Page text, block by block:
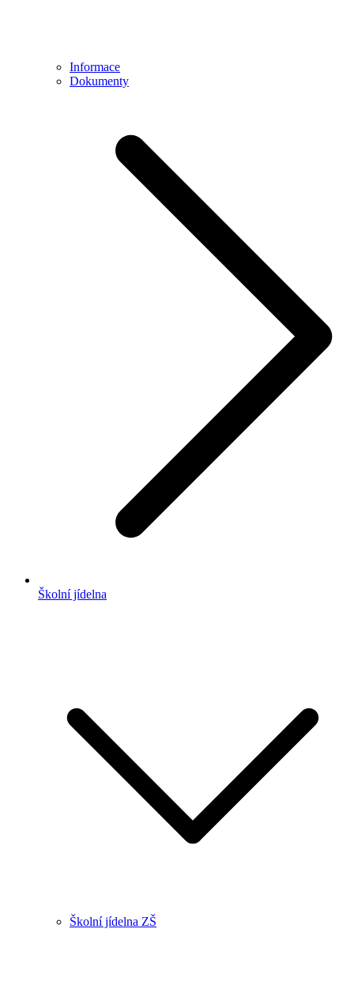
Informace
Dokumenty
Školní jídelna
Školní jídelna ZŠ